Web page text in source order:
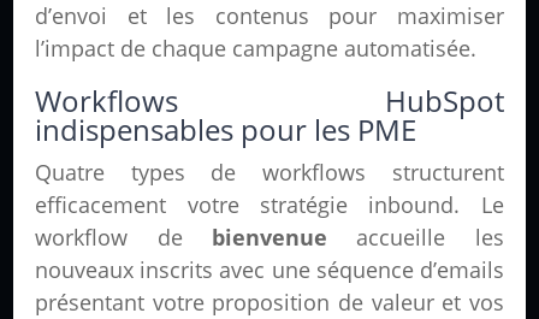
d’envoi et les contenus pour maximiser
l’impact de chaque campagne automatisée.
Workflows HubSpot
indispensables pour les PME
Quatre types de workflows structurent
efficacement votre stratégie inbound. Le
workflow de bienvenue accueille les
nouveaux inscrits avec une séquence d’emails
présentant votre proposition de valeur et vos